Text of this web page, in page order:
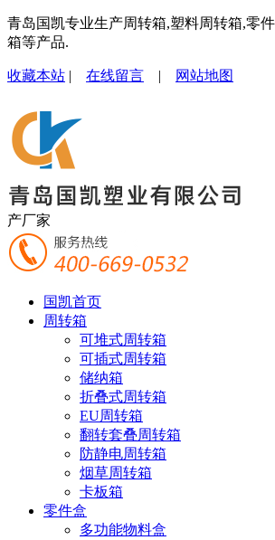
青岛国凯专业生产周转箱,塑料周转箱,零
箱等产品.
收藏本站 | 在线留言 | 网站地图
产厂家
国凯首页
周转箱
可堆式周转箱
可插式周转箱
储纳箱
折叠式周转箱
EU周转箱
翻转套叠周转箱
防静电周转箱
烟草周转箱
卡板箱
零件盒
多功能物料盒